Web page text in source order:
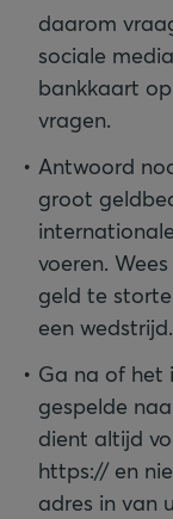
daarom
sociale
bankkaart
vragen.
Antwoord
groot
voeren.
geld te
een wedstrijd.
Ga na of het
gespelde
dient altijd
https:// en
adres in van